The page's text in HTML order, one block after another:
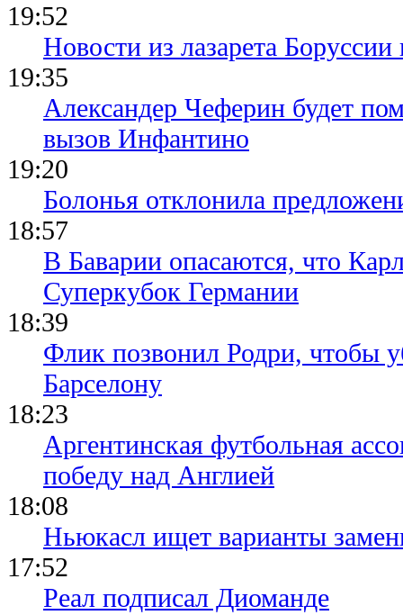
19:52
Новости из лазарета
19:35
Александер Чеферин будет
вызов Инфантино
19:20
Болонья отклонила
18:57
В Баварии опасаются, что
Суперкубок Германии
18:39
Флик позвонил Родри, чтобы
Барселону
18:23
Аргентинская футбольная
победу над Англией
18:08
Ньюкасл ищет варианты
17:52
Реал подписал Диоманде